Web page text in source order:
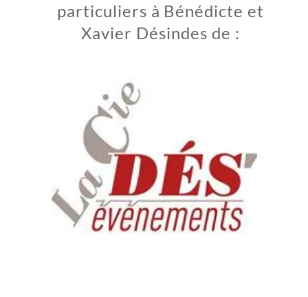
particuliers à Bénédicte et
Xavier Désindes de :